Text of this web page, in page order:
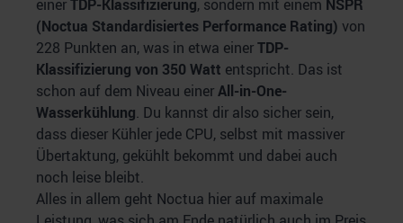
einerTDP-Klassifizierung, sondern mit einem NSPR
(Noctua Standardisiertes Performance Rating) von
228 Punkten an, was in etwa einerTDP-
Klassifizierung von 350 Watt entspricht. Das ist
schon auf dem Niveau einerAll-in-One-
Wasserkühlung. Du kannst dir also sicher sein,
dass dieser Kühler jede CPU, selbst mit massiver
Übertaktung, gekühlt bekommt und dabei auch
noch leise bleibt.
Alles in allem geht Noctua hier auf maximale